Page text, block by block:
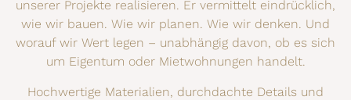
unserer Projekte realisieren. Er vermittelt eindrücklich,
wie wir bauen. Wie wir planen. Wie wir denken. Und
worauf wir Wert legen – unabhängig davon, ob es sich
um Eigentum oder Mietwohnungen handelt.
Hochwertige Materialien, durchdachte Details und